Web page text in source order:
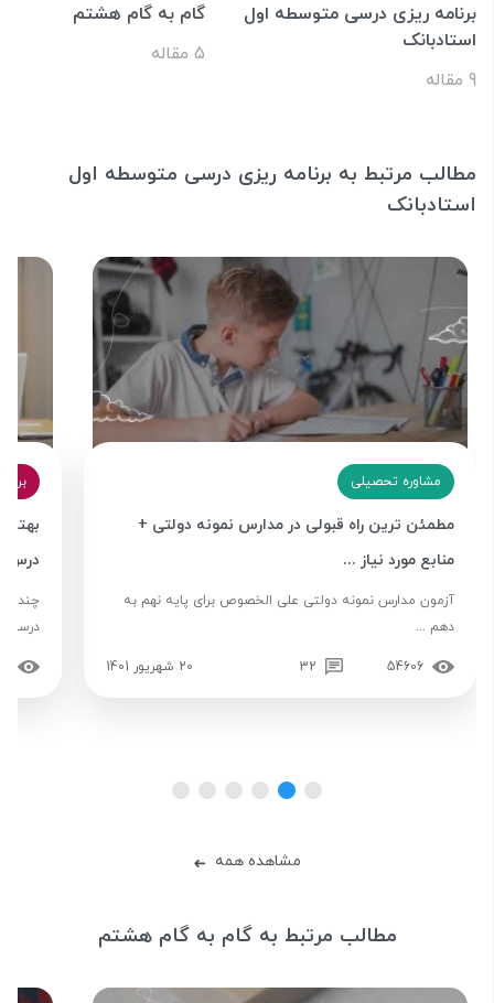
برنامه ریزی درسی متوسطه اول
استادبانک
9 مقاله
گام به گام هشتم
5 مقاله
مطالب مرتبط به برنامه ریزی درسی متوسطه اول
استادبانک
مشاوره تحصیلی
مطمئن ترین راه قبولی در مدارس نمونه دولتی +
منابع مورد نیاز ...
آزمون مدارس نمونه دولتی علی الخصوص برای پایه نهم به
دهم ...
54606
32 20 شهریور 1401
درس
چند
درسی
مشاهده همه ➜
مطالب مرتبط به گام به گام هشتم